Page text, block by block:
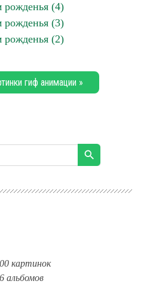
рожденья (4)
рожденья (3)
рожденья (2)
гиф анимации »
картинок
альбомов